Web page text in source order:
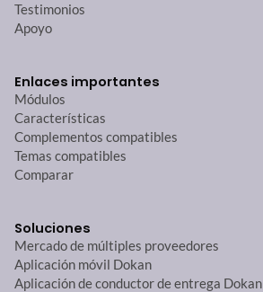
Testimonios
Apoyo
Enlaces importantes
Módulos
Características
Complementos compatibles
Temas compatibles
Comparar
Soluciones
Mercado de múltiples proveedores
Aplicación móvil Dokan
Aplicación de conductor de entrega Dokan